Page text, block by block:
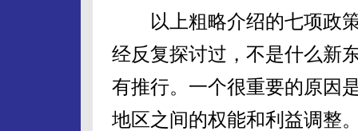
以上粗略介绍的七项政策
经反复探讨过，不是什么新
有推行。一个很重要的原因
地区之间的权能和利益调整